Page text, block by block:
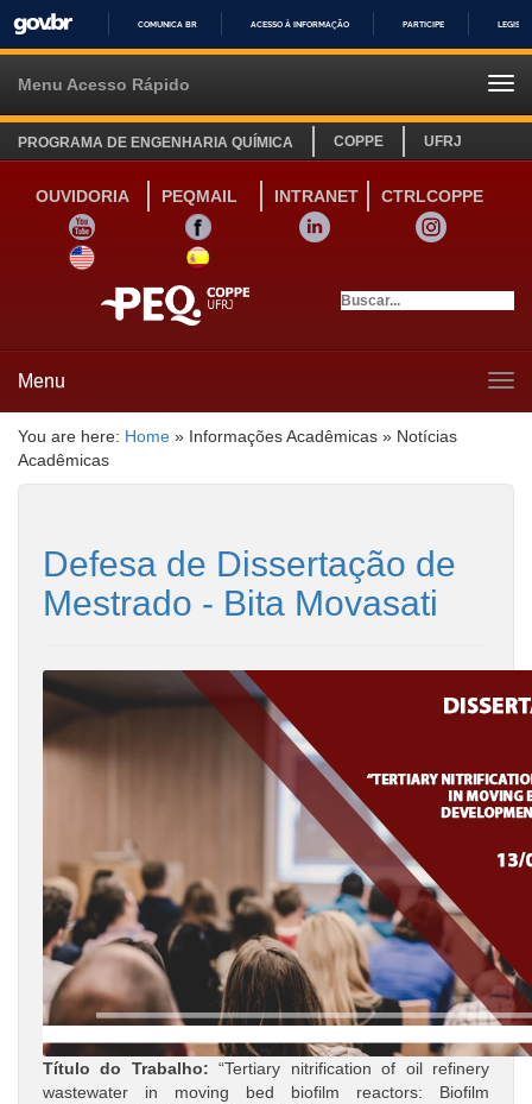
IR
COMUNICA BR ACESSO À INFORMAÇÃO PARTICIPE
Menu Acesso Rápido
PROGRAMA DE ENGENHARIA QUÍMICA COPPE UFRJ
OUVIDORIA PEQMAIL INTRANET
CTRLCOPPE
YOUTUBE
FACEBOOK LINKEDIN
INSTAGRAM
SITE INGLÊS
LINK SITE ESPANHOL
Menu
You are here: Home » Informações Acadêmicas » Notícias
Acadêmicas
Defesa de Dissertação de
Mestrado - Bita Movasati
Título do Trabalho: “Tertiary nitrification of oil refinery
wastewater in moving bed biofilm reactors: Biofilm